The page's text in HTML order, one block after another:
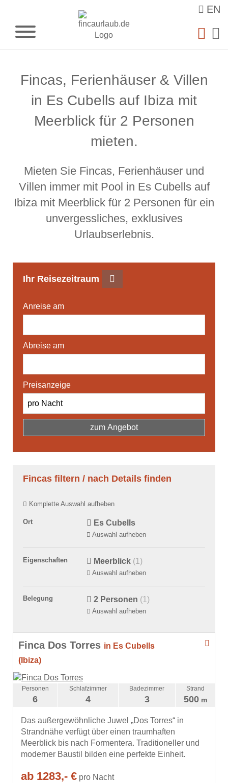
EN
Fincas, Ferienhäuser & Villen
in Es Cubells auf Ibiza mit
Meerblick für 2 Personen
mieten.
Mieten Sie Fincas, Ferienhäuser und
Villen immer mit Pool in Es Cubells auf
Ibiza mit Meerblick für 2 Personen für ein
unvergessliches, exklusives
Urlaubserlebnis.
Ihr Reisezeitraum
Anreise am
Abreise am
Preisanzeige
Fincas filtern / nach Details finden
Komplette Auswahl aufheben
Ort Es Cubells
Auswahl aufheben
Eigenschaften Meerblick (1)
Auswahl aufheben
Belegung 2 Personen (1)
Auswahl aufheben
Finca Dos Torres in Es Cubells
(Ibiza)
Personen
6
Schlafzimmer
4
Badezimmer
3
Strand
500m
Das außergewöhnliche Juwel „Dos Torres“ in
Strandnähe verfügt über einen traumhaften
Meerblick bis nach Formentera. Traditioneller und
moderner Baustil bilden eine perfekte Einheit.
ab 1283,- € pro Nacht